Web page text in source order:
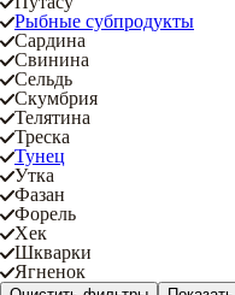
Рыбные субпродукты
Сардина
Свинина
Сельдь
Скумбрия
Телятина
Треска
Тунец
Утка
Фазан
Форель
Хек
Шкварки
Ягненок